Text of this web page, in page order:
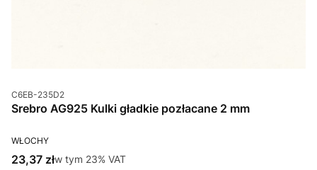
Kod produktu
C6EB-235D2
Srebro AG925 Kulki gładkie pozłacane 2 mm
PRODUCENT
WŁOCHY
Cena brutto
23,37 złw tym %s VAT
w tym 23% VAT